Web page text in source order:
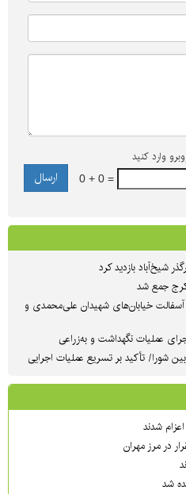
وارد کنید
0 + 0 =
کرج جمع شد
آسفالت خیابان‌های شهیدان علی‌محمدی و
عملیات نگهداشت و به‌زراعی
شورا/ تأکید بر تسریع عملیات اجرایی
شدند
در مرز مهران